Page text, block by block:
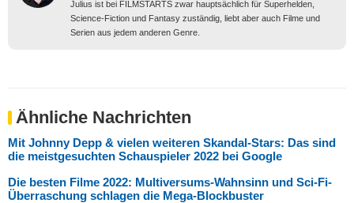
Julius ist bei FILMSTARTS zwar hauptsächlich für Superhelden,
Science-Fiction und Fantasy zuständig, liebt aber auch Filme und
Serien aus jedem anderen Genre.
Ähnliche Nachrichten
Mit Johnny Depp & vielen weiteren Skandal-Stars: Das sind
die meistgesuchten Schauspieler 2022 bei Google
Die besten Filme 2022: Multiversums-Wahnsinn und Sci-Fi-
Überraschung schlagen die Mega-Blockbuster